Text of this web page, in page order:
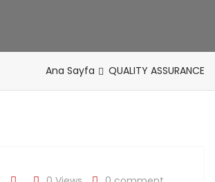
Ana Sayfa QUALITY ASSURANCE